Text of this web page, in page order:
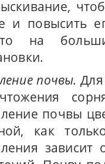
и повысить
на
почвы.
почвы
как
зависит